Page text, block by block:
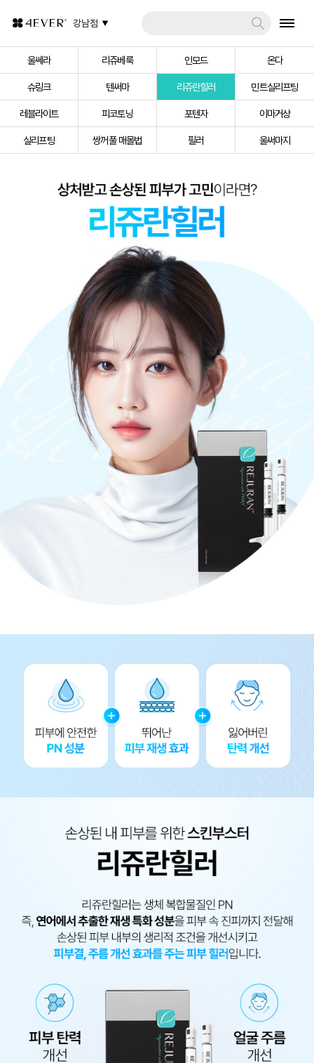
강남점
울쎄라 리쥬베룩 인모드 온다
슈링크 텐써마 리쥬란힐러 민트실리프팅
레블라이트 피코토닝 포텐자 이마거상
실리프팅 쌍꺼풀 매몰법 필러 울써마지